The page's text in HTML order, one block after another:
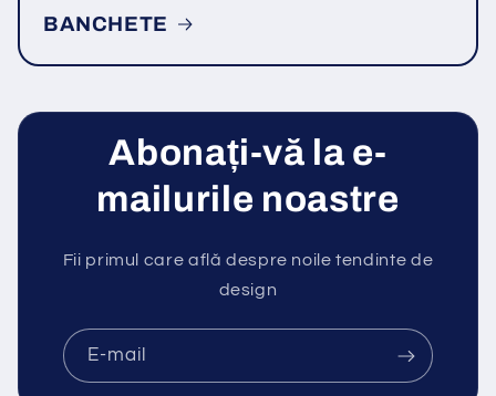
BANCHETE
Abonați-vă la e-
mailurile noastre
Fii primul care află despre noile tendinte de
design
E-mail